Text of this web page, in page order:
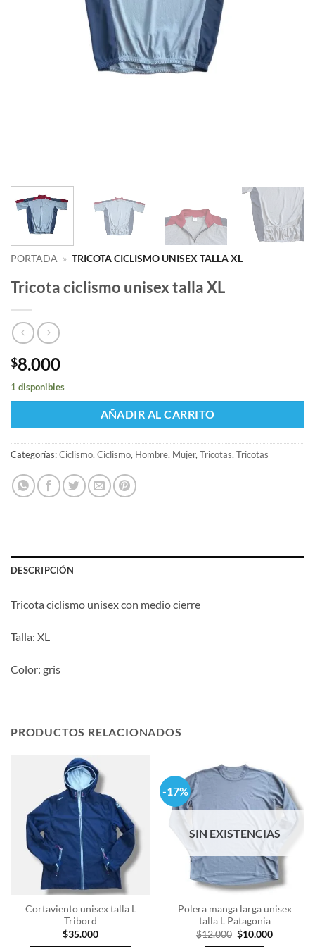
PORTADA » TRICOTA CICLISMO UNISEX TALLA XL
Tricota ciclismo unisex talla XL
$8.000
1 disponibles
AÑADIR AL CARRITO
Categorías:Ciclismo, Ciclismo, Hombre, Mujer, Tricotas, Tricotas
DESCRIPCIÓN
Tricota ciclismo unisex con medio cierre
Talla: XL
Color: gris
PRODUCTOS RELACIONADOS
Cortaviento unisex talla L
Tribord
$35.000
-17%
SIN EXISTENCIAS
Polera manga larga unisex
talla L Patagonia
$12.000 El
precio
$10.000El